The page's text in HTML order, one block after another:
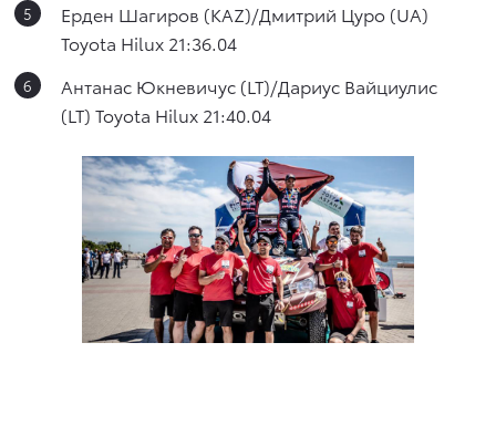
Ерден Шагиров (KAZ)/Дмитрий Цуро (UА)
Toyota Hilux 21:36.04
Антанас Юкневичус (LT)/Дариус Вайциулис
(LT) Toyota Hilux 21:40.04